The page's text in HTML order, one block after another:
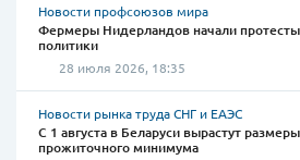
Новости профсоюзов мира
Фермеры Нидерландов начали протесты
политики
28 июля 2026, 18:35
Новости рынка труда СНГ и ЕАЭС
С 1 августа в Беларуси вырастут
прожиточного минимума